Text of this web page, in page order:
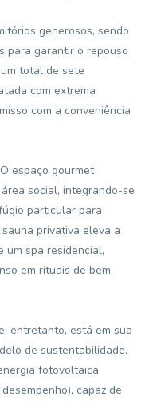
generosos, sendo
para garantir o repouso
total de sete
com extrema
com a conveniência
espaço gourmet
social, integrando-se
particular para
privativa eleva a
um spa residencial,
em rituais de bem-
entretanto, está em sua
de sustentabilidade,
fotovoltaica
capaz de